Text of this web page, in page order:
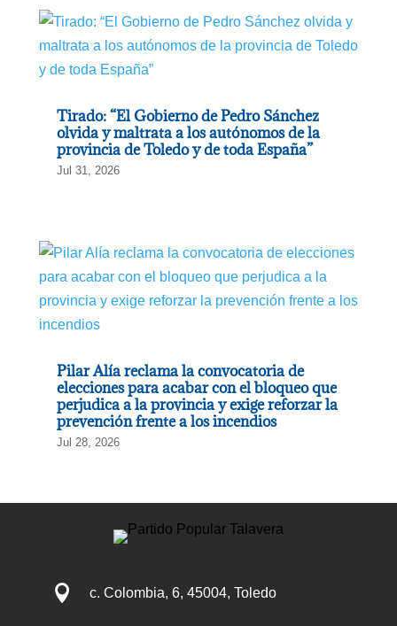
Tirado: “El Gobierno de Pedro Sánchez
olvida y maltrata a los autónomos de la
provincia de Toledo y de toda España”
Jul 31, 2026
Pilar Alía reclama la convocatoria de
elecciones para acabar con el bloqueo que
perjudica a la provincia y exige reforzar la
prevención frente a los incendios
Jul 28, 2026
 c. Colombia, 6, 45004, Toledo